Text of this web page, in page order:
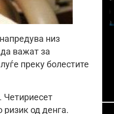
низ
важат за
преку болестите
Четириесет
ризик од денга.